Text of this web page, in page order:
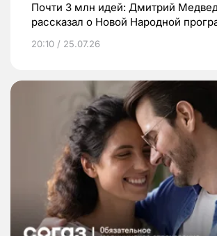
Почти 3 млн идей: Дмитрий
рассказал о Новой Народной
20:10 / 25.07.26